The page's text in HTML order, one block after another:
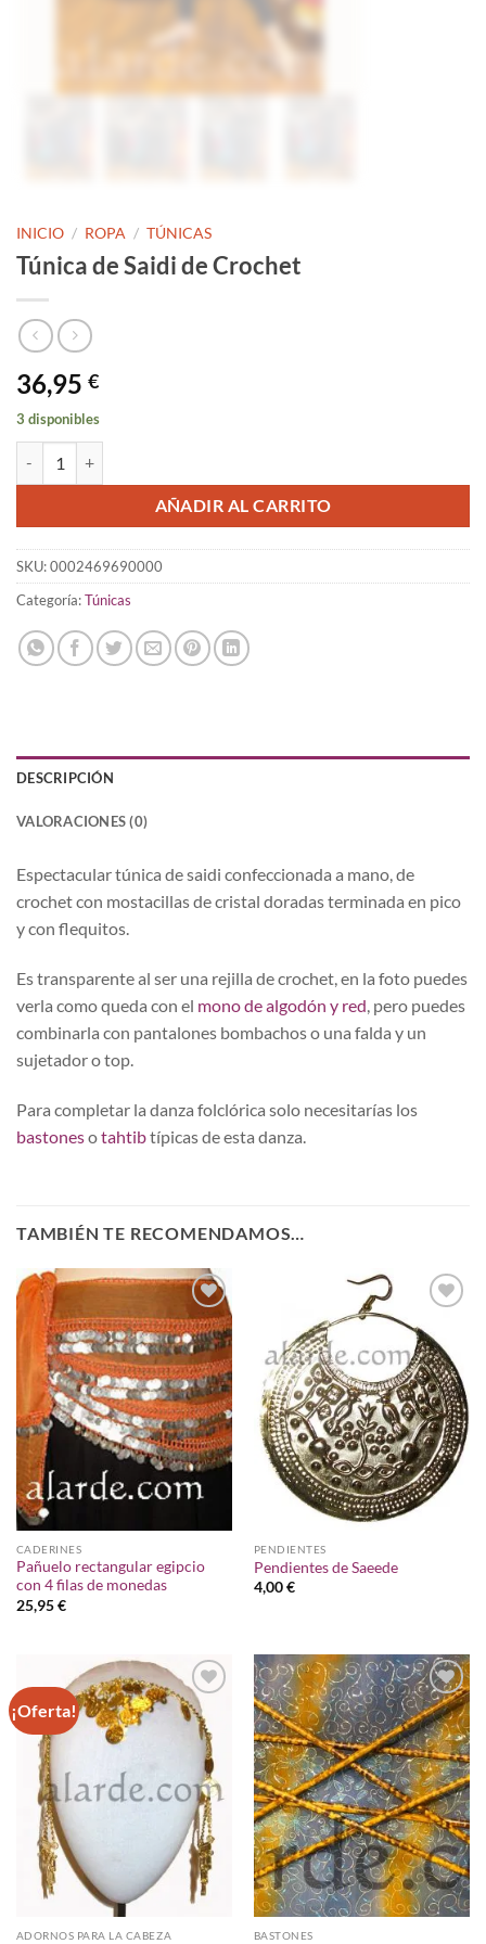
INICIO / ROPA / TÚNICAS
Túnica de Saidi de Crochet
36,95 €
3 disponibles
AÑADIR AL CARRITO
SKU:0002469690000
Categoría:Túnicas
DESCRIPCIÓN
VALORACIONES (0)
Espectacular túnica de saidi confeccionada a mano, de
crochet con mostacillas de cristal doradas terminada en pico
y con flequitos.
Es transparente al ser una rejilla de crochet, en la foto puedes
verla como queda con el mono de algodón y red, pero puedes
combinarla con pantalones bombachos o una falda y un
sujetador o top.
Para completar la danza folclórica solo necesitarías los
bastonesotahtibtípicas de esta danza.
TAMBIÉN TE RECOMENDAMOS…
Añadir
a la
lista de
deseos
CADERINES
Pañuelo rectangular egipcio
con 4 filas de monedas
25,95€
a la
lista de
deseos
PENDIENTES
Pendientes de Saeede
4,00€
¡Oferta!
Añadir
a la
lista de
deseos
ADORNOS PARA LA CABEZA
Añadir
a la
lista de
deseos
BASTONES